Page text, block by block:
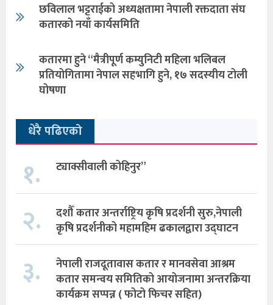
छविलाल भट्टराईको अध्यक्षतामा नेपाली रक्तदाता संघ
कतारको नयाँ कार्यसमिति
कतारमा हुने “मैत्रीपूर्ण कम्युनिटी महिला भलिबल
प्रतियोगितामा नेपाल सहभागि हुने, १७ सदस्यीय टोली
घोषणा
धेरै पढिएको
१. ट्याक्सीवाली कोहिनुर”
२.
दशौँ कतार अन्तर्राष्ट्रिय कृषि प्रदर्शनी सुरु,नेपाली
कृषि प्रदर्शनीको महामहिम ढकालद्वारा उद्घाटन
३.
नेपाली राजदूतावास कतार र मानवसेवा आश्रम
कतार समन्वय समितिको आयोजनामा अन्तरक्रिया
कार्यक्रम सप्पन्न ( फोटो फिचर सहित)